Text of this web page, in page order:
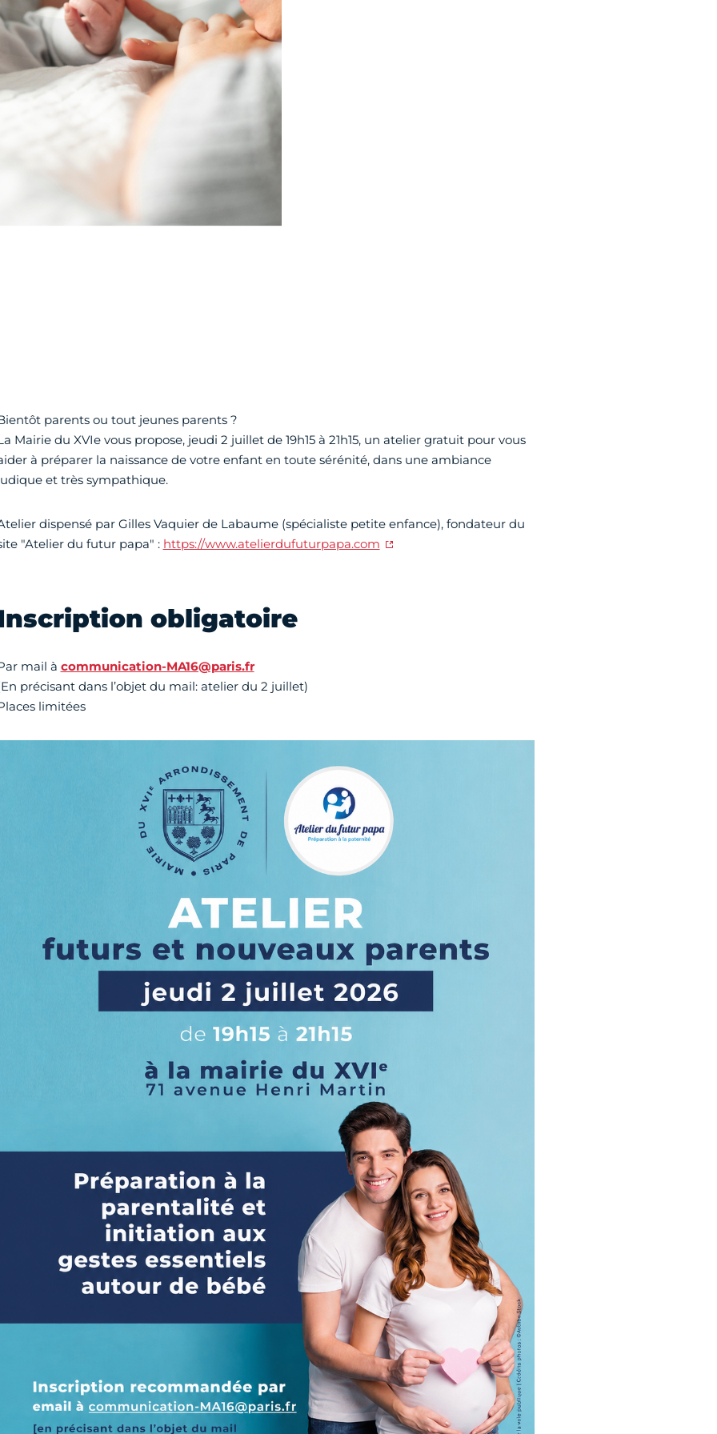
parents ou tout jeunes parents ?
Mairie du XVIe vous propose, jeudi 2 juillet de 19h15 à 21h15, un atelier gratuit pour vous
à préparer la naissance de votre enfant en toute sérénité, dans une ambiance
et très sympathique.
dispensé par Gilles Vaquier de Labaume (spécialiste petite enfance), fondateur du
"Atelier du futur papa" : https://www.atelierdufuturpapa.com
obligatoire
mail à communication-MA16@paris.fr
précisant dans l’objet du mail: atelier du 2 juillet)
limitées